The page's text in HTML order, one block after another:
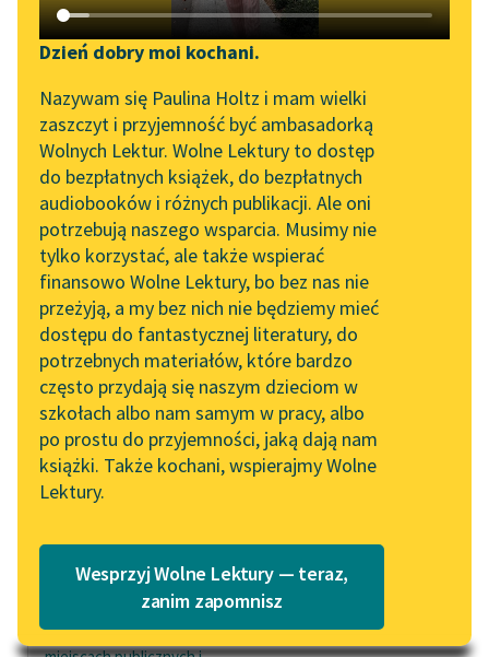
Katalog DAISY
Podkasty o książkach
Zgłoś brak utworu
Aktualności
„Prokurator Alicja Horn”
do słuchania
Byliśmy częścią AI Impact
Lab
Zapraszamy na spotkanie
online z tłumaczkami
literatury skandynawskiej
Spotkanie z Katarzyną
Tunkiel w Oslo
102. lata temu zmarł
Joseph Conrad
Lektury szkolne i klasyka
literatury do słuchania dla
uczennic i uczniów z
Narzędzia
Mapa Wolnych Lektur
Leśmianator
Przewodnik dla piszących i
czytających
API
OAI-PMH
Widget Wolnych Lektur
Przypisy
Katalog w formacie PDF
Dzień dobry moi kochani.
Nazywam się Paulina Holtz i mam wielki
zaszczyt i przyjemność być ambasadorką
Wolnych Lektur. Wolne Lektury to dostęp
do bezpłatnych książek, do bezpłatnych
audiobooków i różnych publikacji. Ale oni
potrzebują naszego wsparcia. Musimy nie
tylko korzystać, ale także wspierać
finansowo Wolne Lektury, bo bez nas nie
przeżyją, a my bez nich nie będziemy mieć
dostępu do fantastycznej literatury, do
potrzebnych materiałów, które bardzo
często przydają się naszym dzieciom w
szkołach albo nam samym w pracy, albo
po prostu do przyjemności, jaką dają nam
książki. Także kochani, wspierajmy Wolne
Lektury.
Wesprzyj Wolne Lektury — teraz,
zanim zapomnisz
prz[...]szłość
rondo Prawa praw
,,zajadle"
***
.Kambium.
.kolektyw.
Niebezpieczeństwo jedzenia w
pobierz książkę
czytaj online